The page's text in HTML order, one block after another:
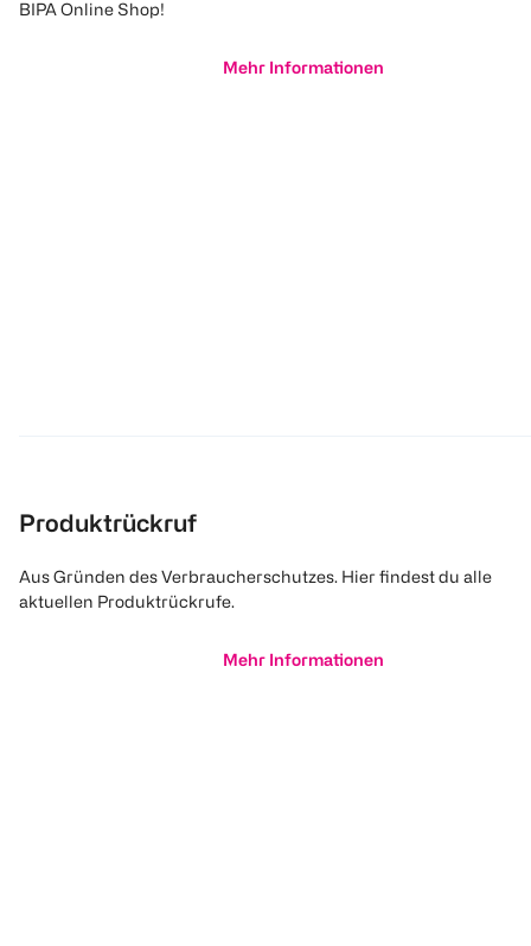
BIPA Online Shop!
Mehr Informationen
Produktrückruf
Aus Gründen des Verbraucherschutzes. Hier findest du alle
aktuellen Produktrückrufe.
Mehr Informationen